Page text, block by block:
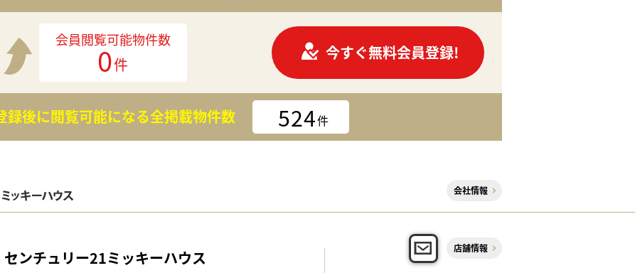
会員閲覧可能物件数
0件
今すぐ無料会員登録!
録後に閲覧可能になる全掲載物件数 524件
会社情報
センチュリー21ミッキーハウス 店舗情報